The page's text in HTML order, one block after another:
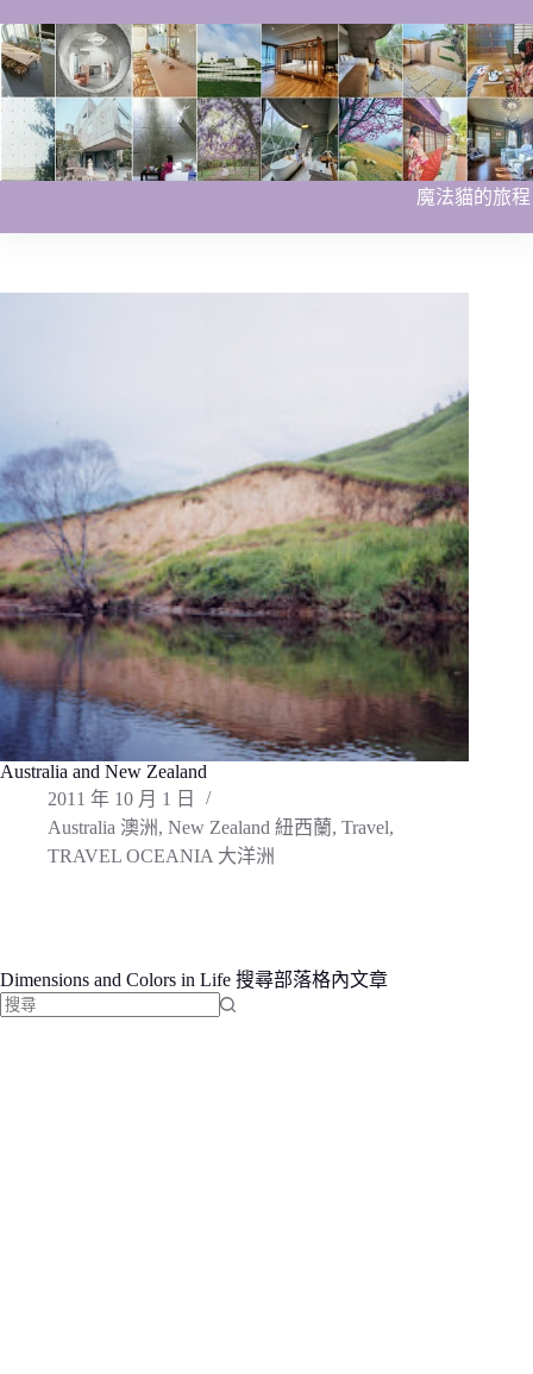
至
主
要
內
容
魔法貓的旅程
Australia and New Zealand
2011 年 10 月 1 日
Australia 澳洲, New Zealand 紐西蘭, Travel,
TRAVEL OCEANIA 大洋洲
Dimensions and Colors in Life 搜尋部落格內文章